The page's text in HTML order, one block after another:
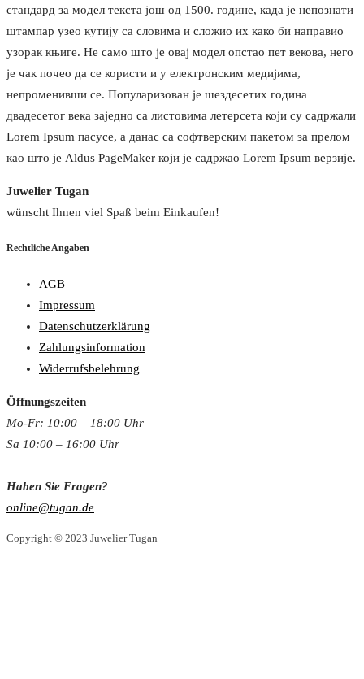
стандард за модел текста још од 1500. године, када је непознати
штампар узео кутију са словима и сложио их како би направио
узорак књиге. Не само што је овај модел опстао пет векова, него
је чак почео да се користи и у електронским медијима,
непроменивши се. Популаризован је шездесетих година
двадесетог века заједно са листовима летерсета који су садржали
Lorem Ipsum пасусе, а данас са софтверским пакетом за прелом
као што је Aldus PageMaker који је садржао Lorem Ipsum верзије.
Juwelier Tugan
wünscht Ihnen viel Spaß beim Einkaufen!
Rechtliche Angaben
AGB
Impressum
Datenschutzerklärung
Zahlungsinformation
Widerrufsbelehrung
Öffnungszeiten
Mo-Fr: 10:00 – 18:00 Uhr
Sa 10:00 – 16:00 Uhr
Haben Sie Fragen?
online@tugan.de
Copyright © 2023 Juwelier Tugan